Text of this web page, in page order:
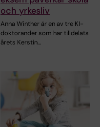
och yrkesliv
Anna Winther är en av tre KI-
doktorander som har tilldelats
årets Kerstin…